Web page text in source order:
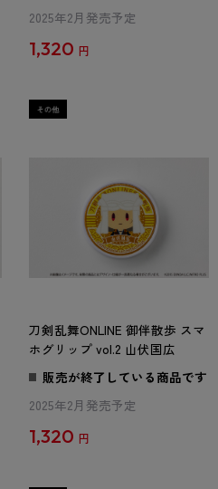
2025年2月発売予定
1,320 円
刀剣乱舞ONLINE 御伴散歩 スマ
ホグリップ vol.2 山伏国広
販売が終了している商品です
2025年2月発売予定
1,320 円